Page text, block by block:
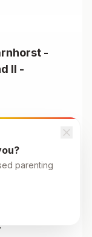
-
II -
parenting